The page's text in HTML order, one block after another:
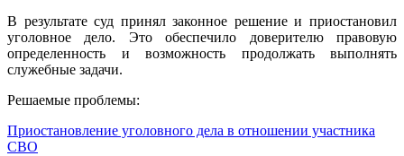
В результате суд принял законное решение и приостановил
уголовное дело. Это обеспечило доверителю правовую
определенность и возможность продолжать выполнять
служебные задачи.
Решаемые проблемы:
Приостановление уголовного дела в отношении участника
СВО